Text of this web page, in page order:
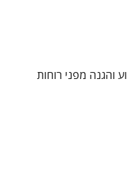
והגנה מפני רוחות